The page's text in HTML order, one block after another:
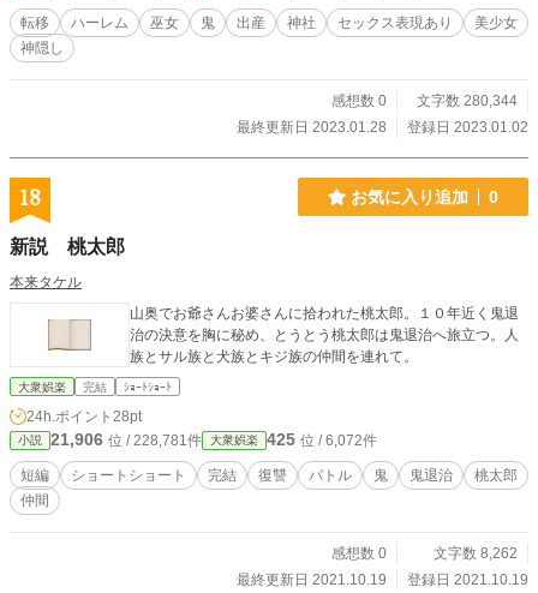
「死」……。 祝部となっても果たさなければならない使命が続く。それは、
「神子」と呼ばれる、世を救う存在とされる子を産ませること。産むのは、同じ
く神隠しとなってきた五人の美女「神子の巫女」たち。さらに産まれてくる神子
鬼の目的は？ 鬼との闘いの結末は？ …異界に住む鬼との因縁に巻き込まれ
てしまった、「祝部」と「巫女」たちの不思議譚。 ………この作品は、エロ
が重要な話の柱となり、子作り・出産や、鬼の襲撃もありますので…）そちら方
面が苦手な人は、ご注意ください。なお、「pixiv]さんには、改稿前のバージョ
ンを、「カクヨム」さんでは、R15版を、「ミッドナイトノベルズ」さんではR
18G改稿前版を載せてもらっています………
転移 ハーレム 巫女 鬼 出産 神社 セックス表現あり
美少女
神隠し
感想数 0
文字数 280,344
最終更新日 2023.01.28
登録日 2023.01.02
18 お気に入り追加 0
新説 桃太郎
本来タケル
山奥でお爺さんお婆さんに拾われた桃太郎。１０年近く鬼退
治の決意を胸に秘め、とうとう桃太郎は鬼退治へ旅立つ。人
族とサル族と犬族とキジ族の仲間を連れて。
大衆娯楽 完結 ｼｮｰﾄｼｮｰﾄ
24h.ポイント 28pt
小説 21,906 位 / 228,781件 大衆娯楽 425 位 / 6,072件
短編 ショートショート 完結 復讐 バトル 鬼 鬼退治
桃太郎
仲間
感想数 0
文字数 8,262
最終更新日 2021.10.19
登録日 2021.10.19